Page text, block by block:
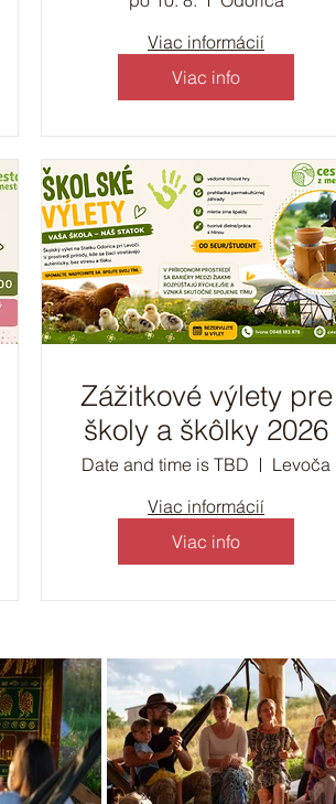
Viac informácií
Viac info
Zážitkové výlety pre
školy a škôlky 2026
Date and time is TBD
Levoča
Viac informácií
Viac info